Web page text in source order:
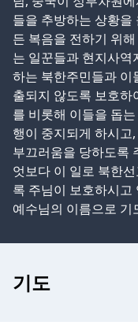
들을 추방하는 상황
든 복음을 전하기 위
는 일꾼들과 현지사
하는 북한주민들과 이
출되지 않도록 보호하
를 비롯해 이들을 돕
행이 중지되게 하시고,
부끄러움을 당하도록
엇보다 이 일로 북한
록 주님이 보호하시고
예수님의 이름으로 기
기도